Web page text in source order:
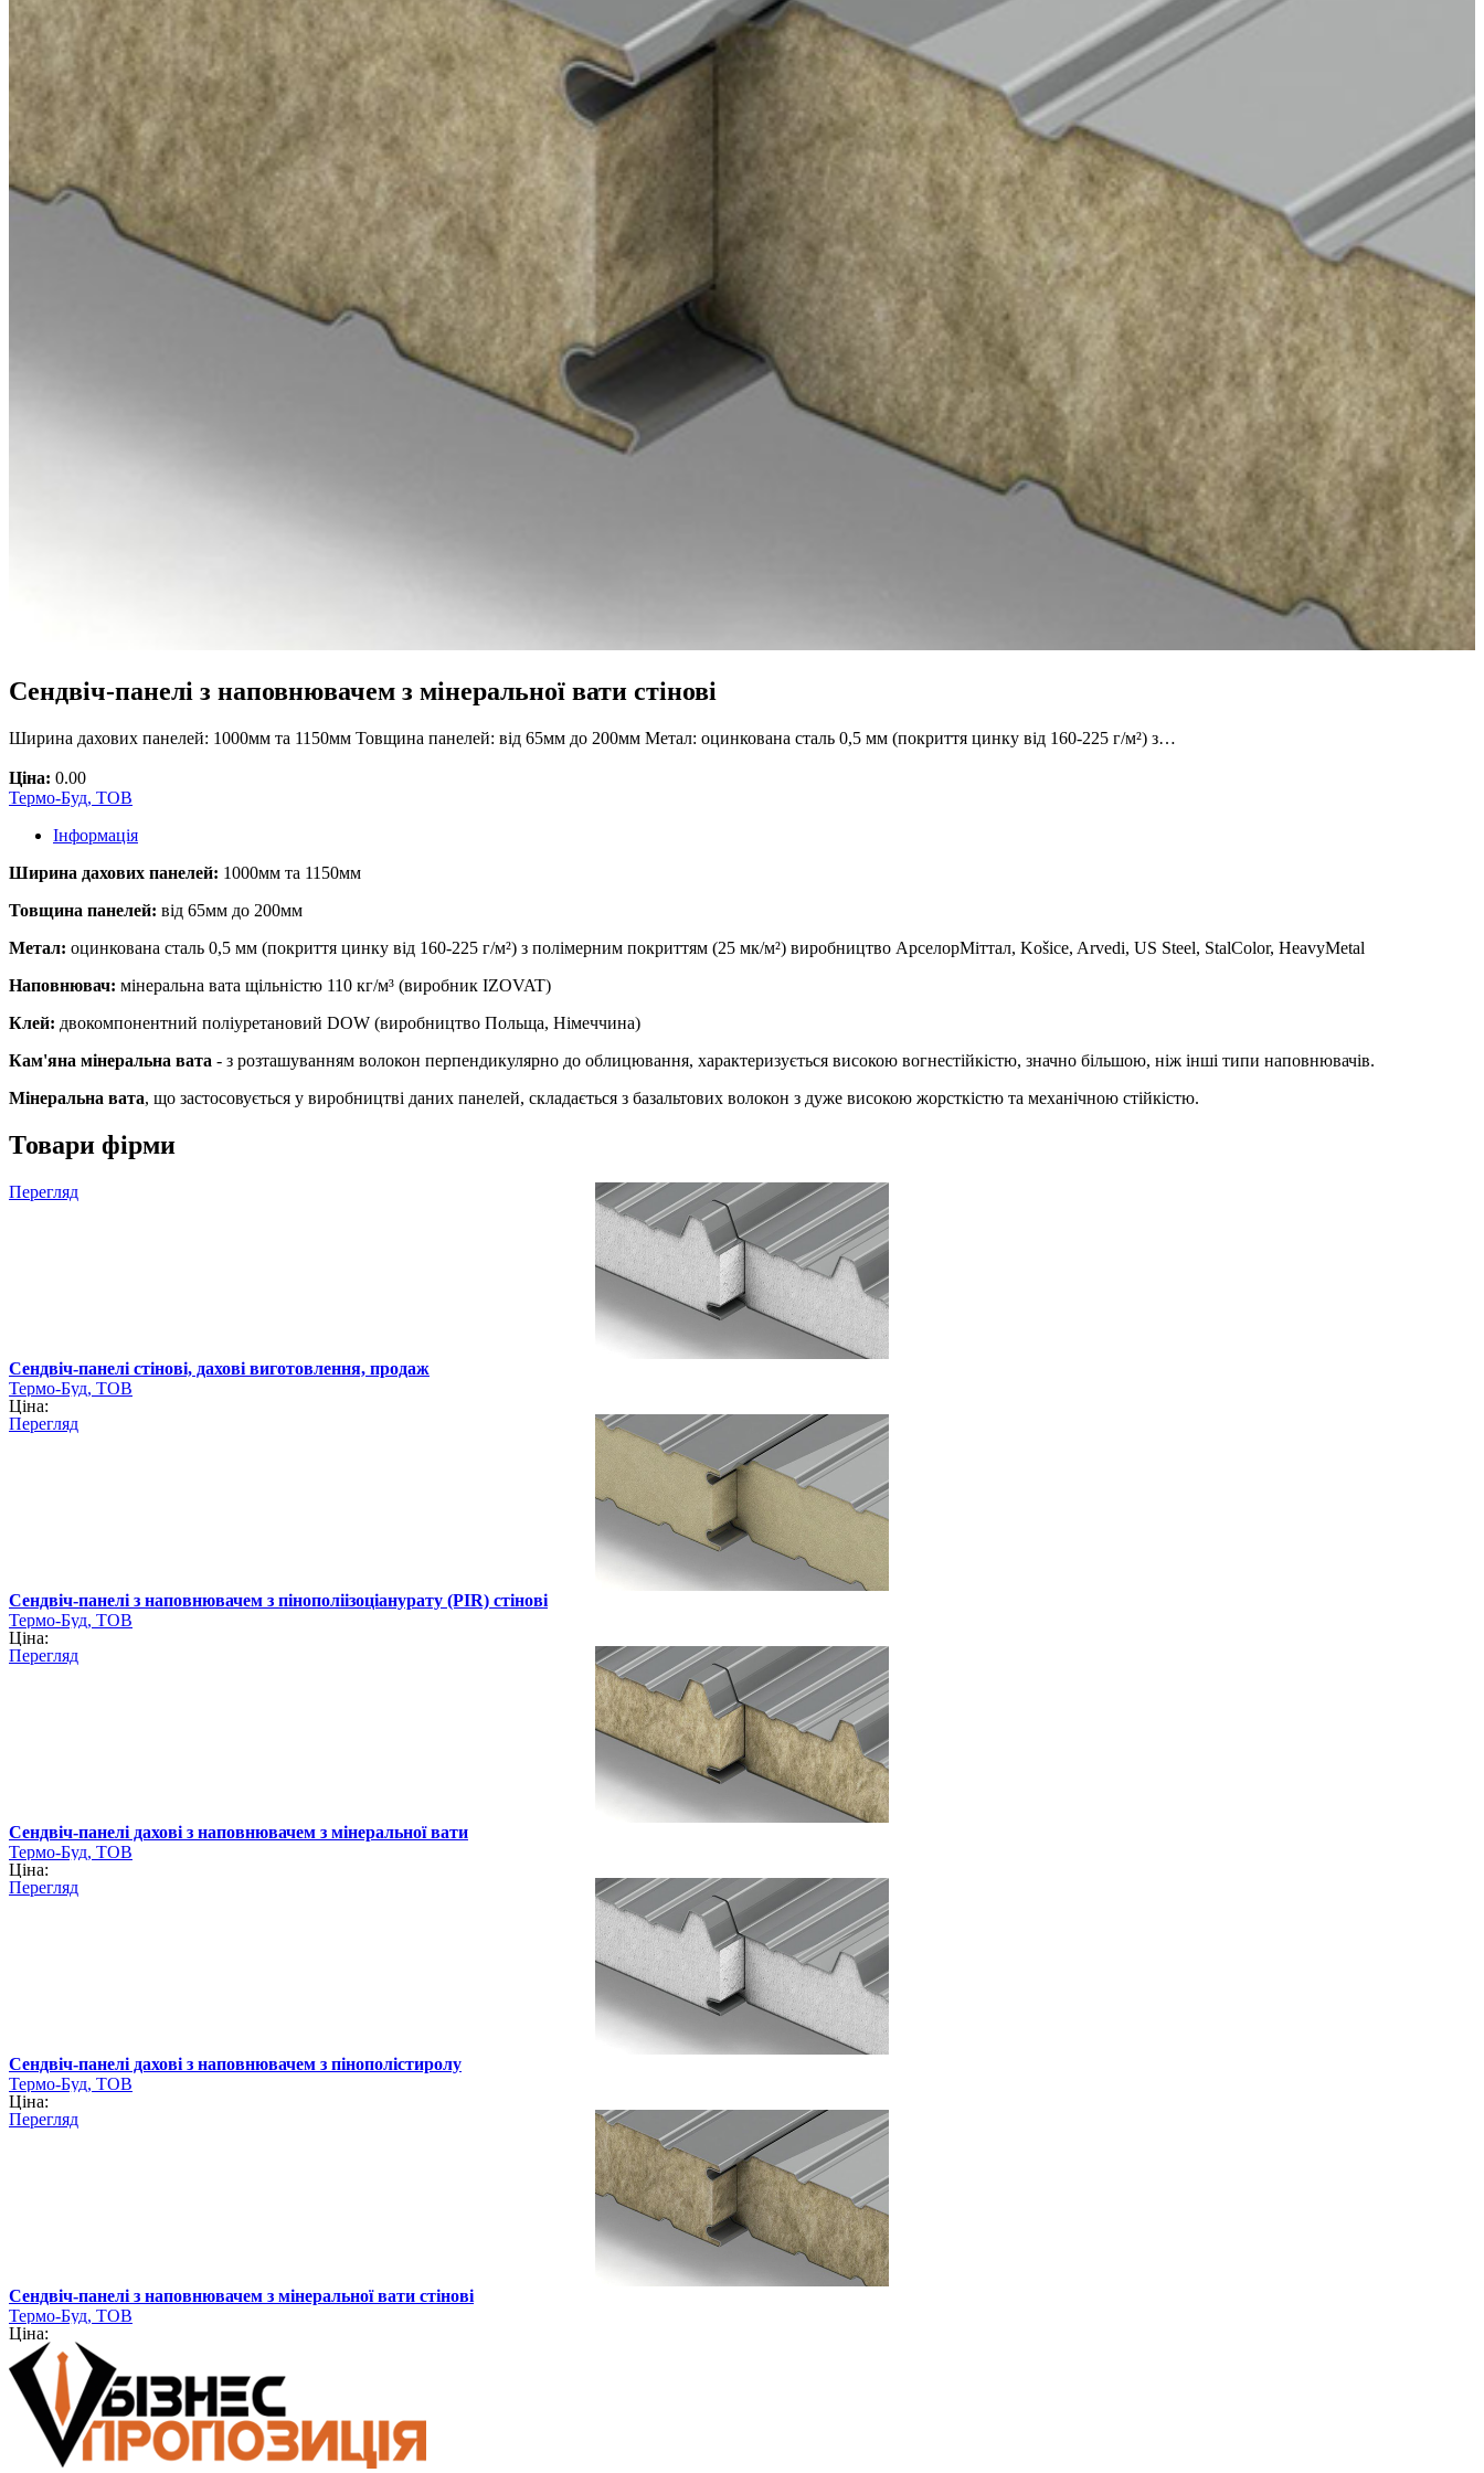
Сендвіч-панелі з наповнювачем з мінеральної вати стінові
Ширина дахових панелей: 1000мм та 1150мм Товщина панелей: від 65мм до 200мм Метал: оцинкована сталь 0,5 мм (покриття цинку від 160-225 г/м²) з…
Ціна: 0.00
Термо-Буд, ТОВ
Інформація
Ширина дахових панелей: 1000мм та 1150мм
Товщина панелей: від 65мм до 200мм
Метал: оцинкована сталь 0,5 мм (покриття цинку від 160-225 г/м²) з полімерним покриттям (25 мк/м²) виробництво АрселорМіттал, Košice, Arvedi, US Steel, StalColor, HeavyMetal
Наповнювач: мінеральна вата щільністю 110 кг/м³ (виробник IZOVAT)
Клей: двокомпонентний поліуретановий DOW (виробництво Польща, Німеччина)
Кам'яна мінеральна вата - з розташуванням волокон перпендикулярно до облицювання, характеризується високою вогнестійкістю, значно більшою, ніж інші типи наповнювачів.
Мінеральна вата, що застосовується у виробництві даних панелей, складається з базальтових волокон з дуже високою жорсткістю та механічною стійкістю.
Товари фірми
Перегляд
Сендвіч-панелі стінові, дахові виготовлення, продаж
Термо-Буд, ТОВ
Ціна:
Перегляд
Сендвіч-панелі з наповнювачем з пінополіізоціанурату (PIR) стінові
Термо-Буд, ТОВ
Ціна:
Перегляд
Сендвіч-панелі дахові з наповнювачем з мінеральної вати
Термо-Буд, ТОВ
Ціна:
Перегляд
Сендвіч-панелі дахові з наповнювачем з пінополістиролу
Термо-Буд, ТОВ
Ціна:
Перегляд
Сендвіч-панелі з наповнювачем з мінеральної вати стінові
Термо-Буд, ТОВ
Ціна: